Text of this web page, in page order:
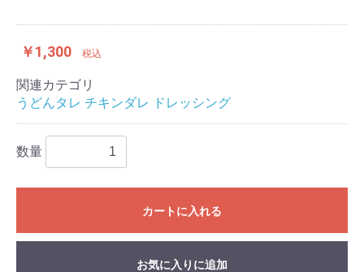
￥1,300 税込
関連カテゴリ
うどんタレ チキンダレ ドレッシング
数量
カートに入れる
お気に入りに追加